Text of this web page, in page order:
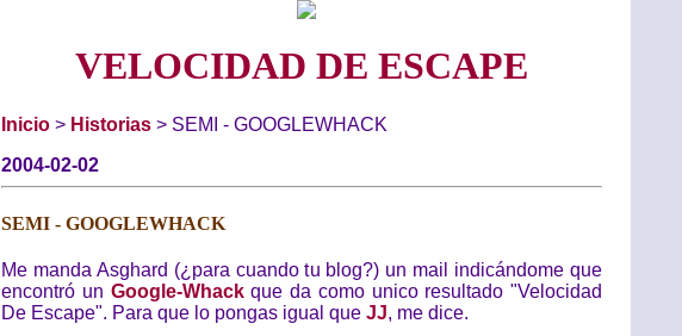
VELOCIDAD DE ESCAPE
Inicio > Historias > SEMI - GOOGLEWHACK
2004-02-02
SEMI - GOOGLEWHACK
Me manda Asghard (¿para cuando tu blog?) un mail indicándome que
encontró un Google-Whackque da como unico resultado "Velocidad
De Escape". Para que lo pongas igual que JJ, me dice.